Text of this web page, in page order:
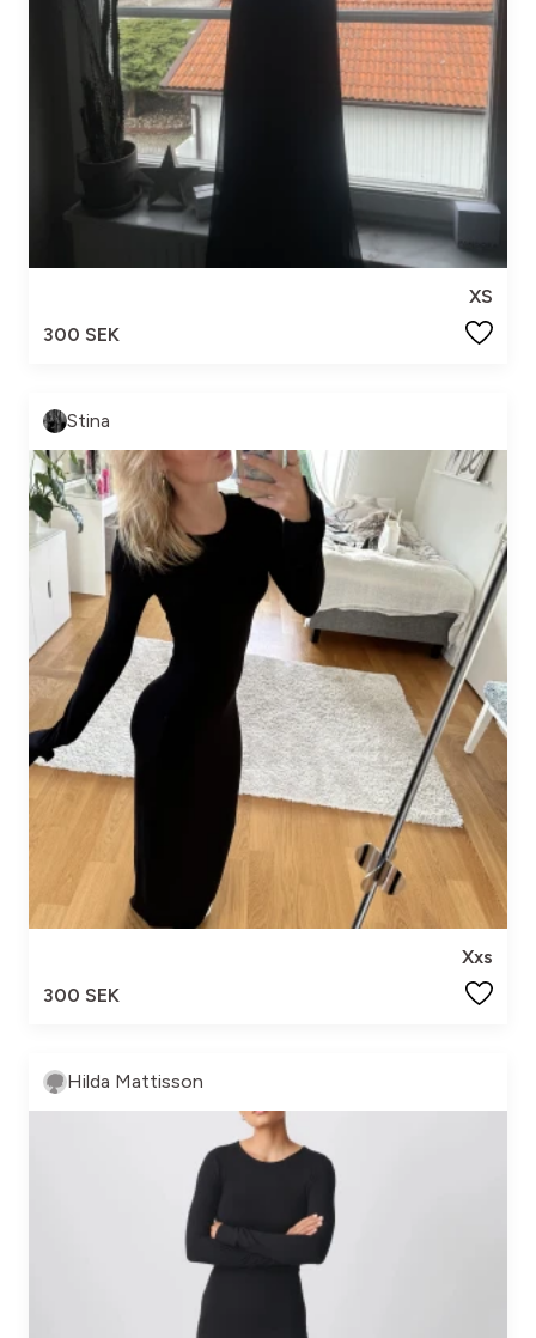
XS
300 SEK
Stina
Xxs
300 SEK
Hilda Mattisson